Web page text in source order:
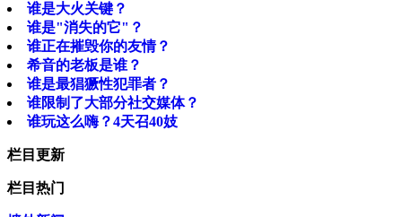
谁是大火关键？
谁是"消失的它"？
谁正在摧毁你的友情？
希音的老板是谁？
谁是最猖獗性犯罪者？
谁限制了大部分社交媒体？
谁玩这么嗨？4天召40妓
栏目更新
栏目热门